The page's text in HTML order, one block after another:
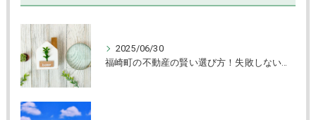
2025/06/30
福崎町の不動産の賢い選び方！失敗しない売買と物件チェック術解説